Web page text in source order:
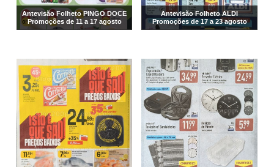
Antevisão Folheto PINGO DOCE
Promoções de 11 a 17 agosto
Antevisão Folheto ALDI
Promoções de 17 a 23 agosto